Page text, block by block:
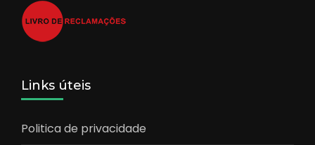
Links úteis
Politica de privacidade